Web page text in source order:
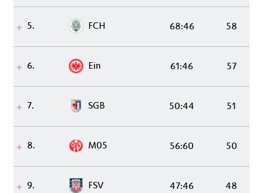
5. FCH 68:46 58
6. Ein 61:46 57
7. SGB 50:44 51
8. M05 56:60 50
9. FSV 47:46 48